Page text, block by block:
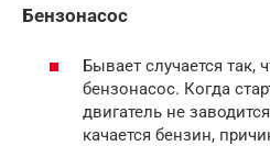
Бензонасос
Бывает случается так,
бензонасос. Когда
двигатель не
качается бензин,